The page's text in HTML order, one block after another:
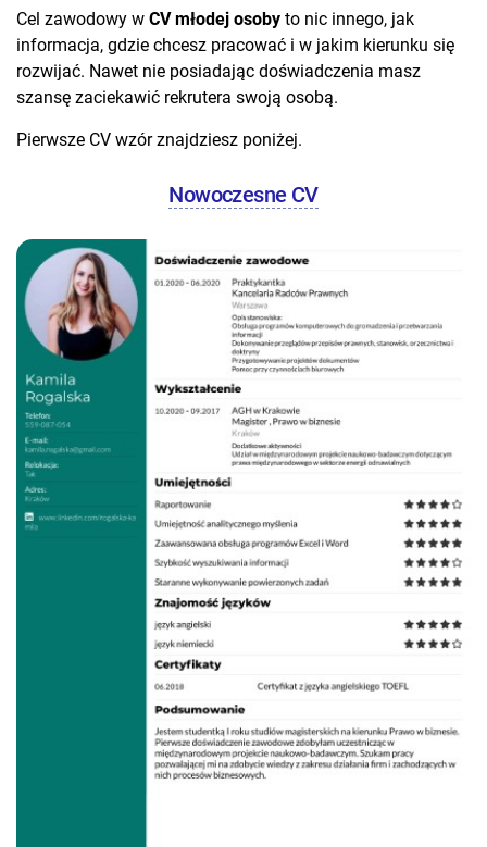
Cel zawodowy w CV młodej osoby to nic innego, jak
informacja, gdzie chcesz pracować i w jakim kierunku się
rozwijać. Nawet nie posiadając doświadczenia masz
szansę zaciekawić rekrutera swoją osobą.
Pierwsze CV wzór znajdziesz poniżej.
Nowoczesne CV